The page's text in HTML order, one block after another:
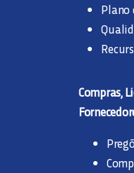
Plano
Compras,